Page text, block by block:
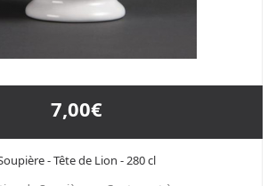
7,00€
- Tête de Lion - 280 cl